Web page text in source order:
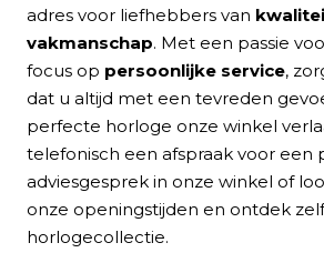
adres voor liefhebbers van
vakmanschap. Met een passie
focus op persoonlijke service,
dat u altijd met een tevreden
perfecte horloge onze winkel
telefonisch een afspraak voor een
adviesgesprek in onze winkel of
onze openingstijden en ontdek
horlogecollectie.